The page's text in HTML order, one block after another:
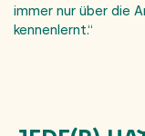
immer nur über die
kennenlernt.“